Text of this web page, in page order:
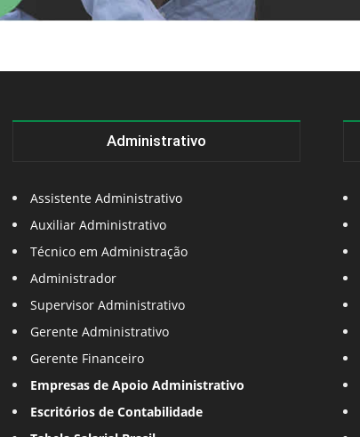
Administrativo
Assistente Administrativo
Auxiliar Administrativo
Técnico em Administração
Administrador
Supervisor Administrativo
Gerente Administrativo
Gerente Financeiro
Empresas de Apoio Administrativo
Escritórios de Contabilidade